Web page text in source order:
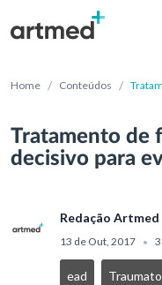
Home / Conteúdos /
Tratamento de
decisivo para
Redação Artmed
13 de Out, 2017 •
ead